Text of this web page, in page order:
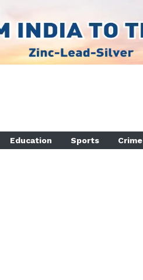
Education Sports Crime